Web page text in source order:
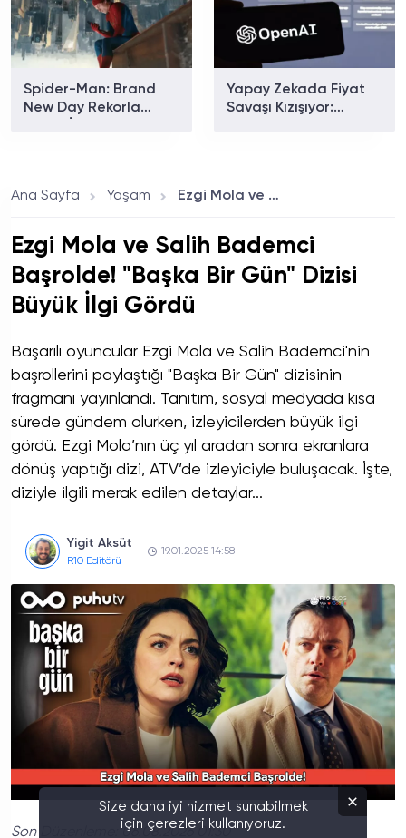
Spider-Man: Brand
New Day Rekorla
Yapay Zekada Fiyat
Savaşı Kızışıyor:
Ana Sayfa Yaşam Ezgi Mola ve Salih Bademci Başrolde! "Başka Bir Gün" Dizisi Büyük İlgi Gördü
Ezgi Mola ve Salih Bademci
Başrolde! "Başka Bir Gün" Dizisi
Büyük İlgi Gördü
Başarılı oyuncular Ezgi Mola ve Salih Bademci'nin
başrollerini paylaştığı "Başka Bir Gün" dizisinin
fragmanı yayınlandı. Tanıtım, sosyal medyada kısa
sürede gündem olurken, izleyicilerden büyük ilgi
gördü. Ezgi Mola’nın üç yıl aradan sonra ekranlara
dönüş yaptığı dizi, ATV’de izleyiciyle buluşacak. İşte,
diziyle ilgili merak edilen detaylar...
Yigit Aksüt
R10 Editörü
19.01.2025 14:58
Son Düzenleme: 06.08.2026 01:30
Size daha iyi hizmet sunabilmek
için çerezleri kullanıyoruz.